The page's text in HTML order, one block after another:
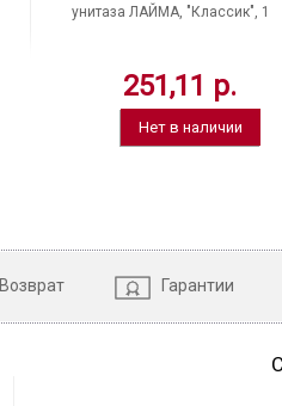
унитаза ЛАЙМА, "Классик", 1
251,11 р.
Нет в наличии
Возврат Гарантии